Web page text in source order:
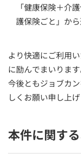
「健康保険＋介
護保険ごと」か
より快適にご利用
に励んでまいります
今後ともジョブカ
しくお願い申し上げ
本件に関す